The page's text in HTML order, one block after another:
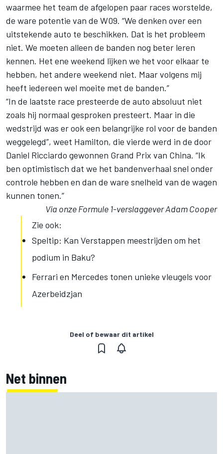
waarmee het team de afgelopen paar races worstelde,
de ware potentie van de W09. “We denken over een
uitstekende auto te beschikken. Dat is het probleem
niet. We moeten alleen de banden nog beter leren
kennen. Het ene weekend lijken we het voor elkaar te
hebben, het andere weekend niet. Maar volgens mij
heeft iedereen wel moeite met de banden.”
“In de laatste race presteerde de auto absoluut niet
zoals hij normaal gesproken presteert. Maar in die
wedstrijd was er ook een belangrijke rol voor de banden
weggelegd”, weet Hamilton, die vierde werd in de door
Daniel Ricciardo gewonnen Grand Prix van China. “Ik
ben optimistisch dat we het bandenverhaal snel onder
controle hebben en dan de ware snelheid van de wagen
kunnen tonen.”
Via onze Formule 1-verslaggever Adam Cooper
Zie ook:
Speltip: Kan Verstappen meestrijden om het
podium in Baku?
Ferrari en Mercedes tonen unieke vleugels voor
Azerbeidzjan
Deel of bewaar dit artikel
Net binnen